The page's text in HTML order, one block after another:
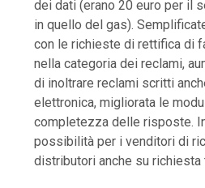
dei dati (erano 20 euro per il
in quello del gas).
con le richieste di rettifica di
nella categoria dei reclami,
di inoltrare reclami scritti
elettronica, migliorata le
completezza delle risposte.
possibilità per i venditori di
distributori anche su